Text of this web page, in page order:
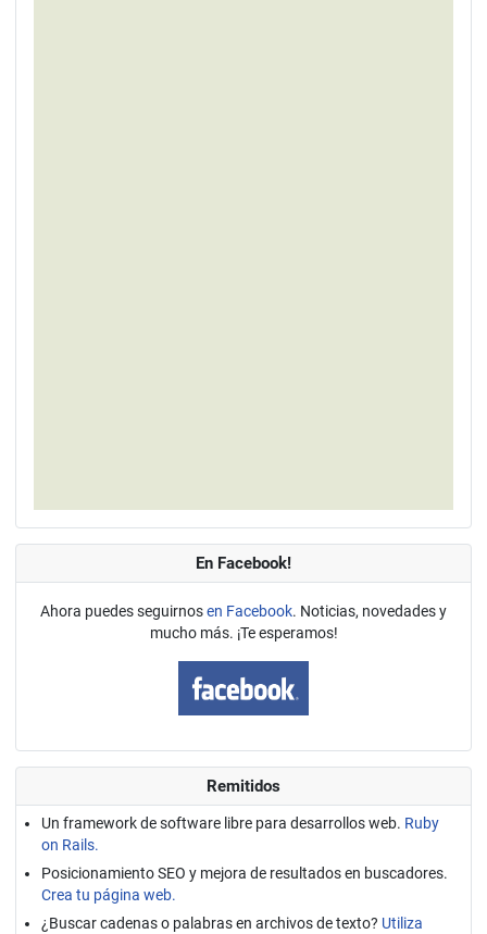
En Facebook!
Ahora puedes seguirnosen Facebook. Noticias, novedades y
mucho más. ¡Te esperamos!
Remitidos
Un framework de software libre para desarrollos web. Ruby
on Rails.
Posicionamiento SEO y mejora de resultados en buscadores.
Crea tu página web.
¿Buscar cadenas o palabras en archivos de texto? Utiliza